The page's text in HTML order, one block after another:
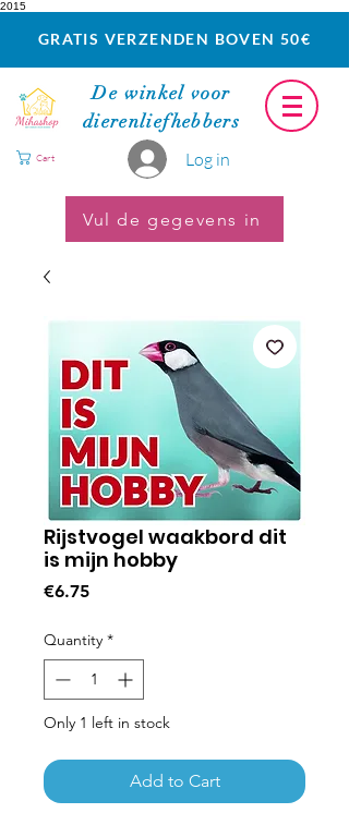
2015
GRATIS VERZENDEN BOVEN 50€
De winkel voor
dierenliefhebbers
Log in
Cart
Vul de gegevens in
Rijstvogel waakbord dit
is mijn hobby
€6.75Price
Quantity *
Only 1 left in stock
Add to Cart